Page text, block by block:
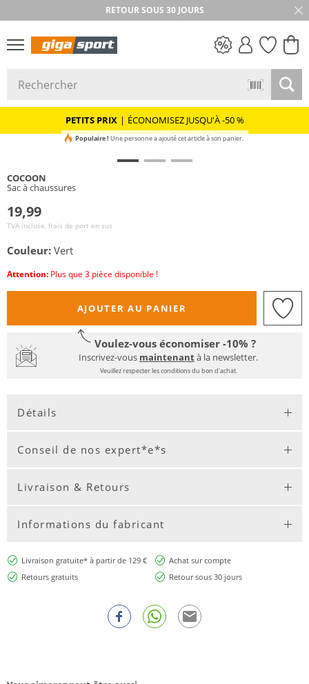
RETOUR SOUS 30 JOURS
PETITS PRIX | ÉCONOMISEZ JUSQU'À -50 %
Populaire ! Une personne a ajouté cet article à son panier.
COCOON
Sac à chaussures
19,99
TVA incluse, frais de port en sus
Couleur: Vert
Attention: Plus que 3 pièce disponible !
AJOUTER AU PANIER
Voulez-vous économiser -10% ?
Inscrivez-vous maintenantà la newsletter.
Veuillez respecter les conditions du bon d'achat.
Détails
Conseil de nos expert*e*s
Livraison & Retours
Informations du fabricant
Livraison gratuite* à partir de 129 €
Achat sur compte
Retours gratuits
Retour sous 30 jours